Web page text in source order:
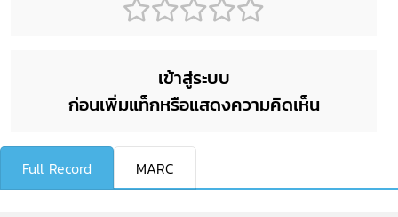
เข้าสู่ระบบ
ก่อนเพิ่มแท็กหรือแสดงความคิดเห็น
Full Record MARC